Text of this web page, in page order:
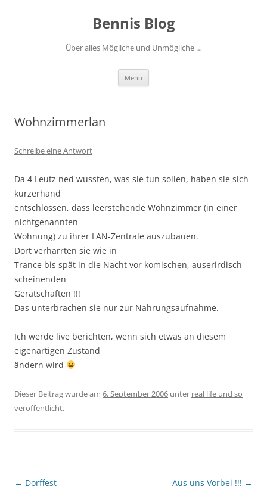
Bennis Blog
Über alles Mögliche und Unmögliche …
Menü
Wohnzimmerlan
Schreibe eine Antwort
Da 4 Leutz ned wussten, was sie tun sollen, haben sie sich
kurzerhand
entschlossen, dass leerstehende Wohnzimmer (in einer
nichtgenannten
Wohnung) zu ihrer LAN-Zentrale auszubauen.
Dort verharrten sie wie in
Trance bis spät in die Nacht vor komischen, auserirdisch
scheinenden
Gerätschaften !!!
Das unterbrachen sie nur zur Nahrungsaufnahme.
Ich werde live berichten, wenn sich etwas an diesem
eigenartigen Zustand
ändern wird
Dieser Beitrag wurde am 6. September 2006 unter real life und so
veröffentlicht.
Beitragsnavigation
← Dorffest Aus uns Vorbei !!! →